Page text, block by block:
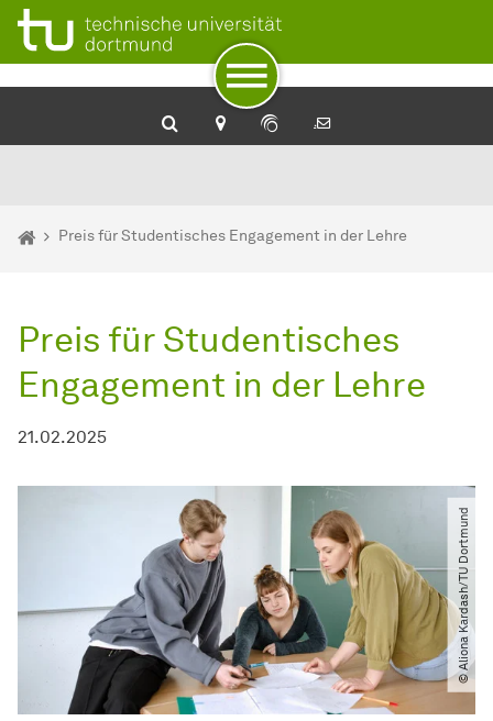
Zum Navigationspfad
Zur Navigation
Zum Schnellzugriff
Zum Fuß der Seite mit weiteren Services
Zum Inhalt
Zur Startseite
Sie sind hier:
Startseite
Preis für Studentisches Engagement in der Lehre
Preis für Studentisches
Engagement in der Lehre
21.02.2025
© Aliona Kardash​/​TU Dortmund